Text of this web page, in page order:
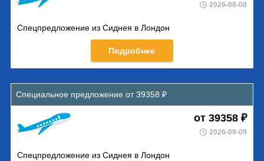
2026-08-08
Спецпредложение из Сиднея в Лондон
Подробнее
Специальное предложение от 39358 ₽
от 39358 ₽
2026-09-09
Спецпредложение из Сиднея в Лондон